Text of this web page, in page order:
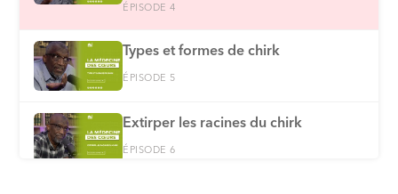
ÉPISODE 4
Types et formes de chirk
ÉPISODE 5
Extirper les racines du chirk
ÉPISODE 6